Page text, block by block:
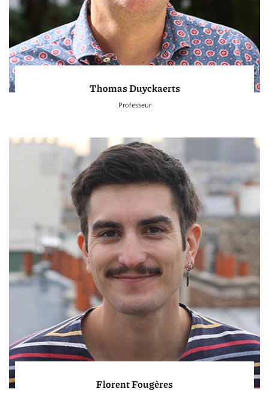
Thomas Duyckaerts
Professeur
Florent Fougères